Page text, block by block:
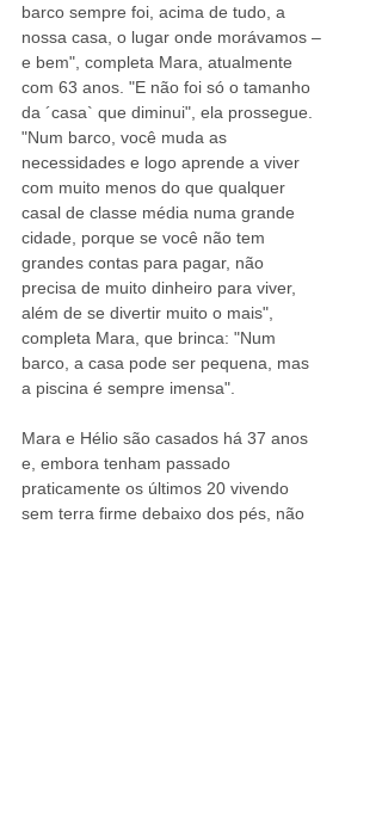
barco sempre foi, acima de tudo, a
nossa casa, o lugar onde morávamos –
e bem", completa Mara, atualmente
com 63 anos. "E não foi só o tamanho
da ´casa` que diminui", ela prossegue.
"Num barco, você muda as
necessidades e logo aprende a viver
com muito menos do que qualquer
casal de classe média numa grande
cidade, porque se você não tem
grandes contas para pagar, não
precisa de muito dinheiro para viver,
além de se divertir muito o mais",
completa Mara, que brinca: "Num
barco, a casa pode ser pequena, mas
a piscina é sempre imensa".
Mara e Hélio são casados há 37 anos
e, embora tenham passado
praticamente os últimos 20 vivendo
sem terra firme debaixo dos pés, não